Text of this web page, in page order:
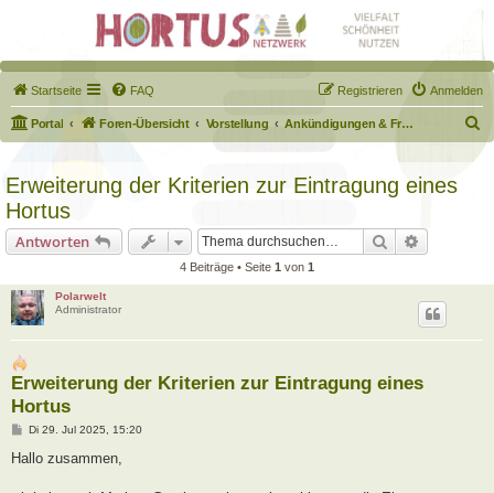
Startseite FAQ Anmelden
Registrieren
Portal Foren-Übersicht Vorstellung Ankündigungen & Fragen zum Forum
u
Erweiterung der Kriterien zur Eintragung eines
Hortus
Antworten Suche
4 Beiträge • Seite 1 von 1
Polarwelt
Administrator
Erweiterung der Kriterien zur Eintragung eines
Hortus
B
i
Di 29. Jul 2025, 15:20
Hallo zusammen,